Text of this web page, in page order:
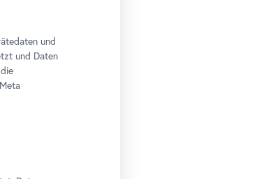
und
und Daten